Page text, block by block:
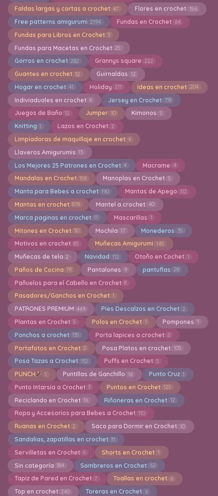
Faldas largas y cortas a crochet 47 Flores en crochet 156
Free patterns amigurumi 2194 Fundas en Crochet 64
Fundas para Libros en Crochet 3
Fundas para Macetas en Crochet 25
Gorros en crochet 282 Grannys square 222
Guantes en crochet 32 Guirnaldas 12
Hogar en crochet 41 Holiday 211 Ideas en crochet 204
Indiviaduales en crochet 6 Jersey en Crochet 118
Juegos de Baño 12 Jumper 10 Kimonos 5
Knitting 1 Lazos en Crochet 2
Limpiadoras de maquillaje en crochet 4
Llaveros Amigurumis 13
Los Mejores 25 Patrones en Crochet 4 Macrame 4
Mandalas en Crochet 158 Manoplas en Crochet 5
Manta para Bebes a crochet 190 Mantas de Apego 112
Mantas en crochet 878 Mantel a crochet 40
Marca paginas en crochet 11 Mascarillas 1
Mitones en Crochet 30 Mochila 17 Monederos 35
Motivos en crochet 85 Muñecas Amigurumi 145
Muñecas de tela 2 Navidad 112 Otoño en Cochet 1
Paños de Cocina 78 Pantalones 9 pantuflas 28
Pañuelos para el Cabello en Crochet 8
Pasadores/Ganchos en Crochet 1
PATRONES PREMIUM 449 Pies Descalzos en Crochet 2
Plantas en Crochet 5 Polos en Crochet 1 Pompones 1
Ponchos a crochet 135 Porta lapices a crochet 2
Portafotos en Crochet 2 Posa Platos en crochet 105
Posa Tazas a Crochet 132 Puffs en Crochet 5
PUNCH 1 Puntillas de Ganchillo 16 Punto Cruz 1
Punto Intarsia a Crochet 3 Puntos en Crochet 125
Reciclando en Crochet 16 Riñoneras en Crochet 12
Ropa y Accesorios para Bebes a Crochet 110
Ruanas en Crochet 2 Saco para Dormir en Crochet 10
Sandalias, zapatillas en crochet 31
Servilletas en Crochet 6 Shorts en Crochet 1
Sin categoría 384 Sombreros en Crochet 62
Tapiz de Pared en Crochet 7 Toallas en crochet 6
Top en crochet 240 Toreras en Crochet 6